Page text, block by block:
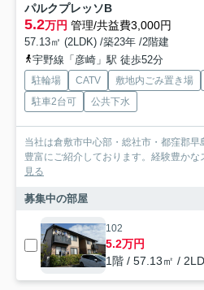
パルクプレッソB
5.2万円 管理/共益費3,000円
57.13㎡ (2LDK) /築23年 /2階建
宇野線「彦崎」駅 徒歩52分
駐輪場 CATV 敷地内ごみ置き場
駐車2台可
公共下水
当社は倉敷市中心部・総社市・都窪郡
豊富にご紹介しております。経験豊かな
見る
募集中の部屋
102
5.2万円
1階 / 57.13㎡ /